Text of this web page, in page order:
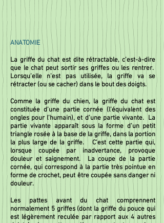
ANATOMIE
La griffe du chat est dite rétractable, c’est-à-dire
que le chat peut sortir ses griffes ou les rentrer.
Lorsqu’elle n’est pas utilisée, la griffe va se
rétracter (ou se cacher) dans le bout des doigts.
Comme la griffe du chien, la griffe du chat est
constituée d’une partie cornée (l’équivalent des
ongles pour l’humain), et d’une partie vivante. La
partie vivante apparaît sous la forme d’un petit
triangle rosée à la base de la griffe, dans la portion
la plus large de la griffe. C’est cette partie qui,
lorsque coupée par inadvertance, provoque
douleur et saignement. La coupe de la partie
cornée, qui correspond à la partie très pointue en
forme de crochet, peut être coupée sans danger ni
douleur.
Les pattes avant du chat comprennent
normalement 5 griffes (dont la griffe du pouce qui
est légèrement reculée par rapport aux 4 autres